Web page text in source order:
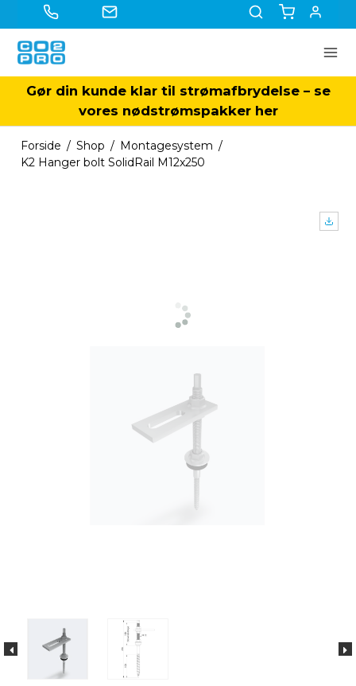
Gør din kunde klar til strømafbrydelse – se
vores nødstrømspakker her
Forside / Shop / Montagesystem /
K2 Hanger bolt SolidRail M12x250